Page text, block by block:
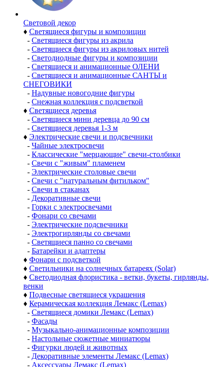
Световой декор
♦ Светящиеся фигуры и композиции
- Светящиеся фигуры из акрила
- Светящиеся фигуры из акриловых нитей
- Светодиодные фигуры и композиции
- Светящиеся и анимационные ОЛЕНИ
- Светящиеся и анимационные САНТЫ и
СНЕГОВИКИ
- Надувные новогодние фигуры
- Снежная коллекция с подсветкой
♦ Светящиеся деревья
- Светящиеся мини деревца до 90 см
- Светящиеся деревья 1-3 м
♦ Электрические свечи и подсвечники
- Чайные электросвечи
- Классические "мерцающие" свечи-столбики
- Свечи с "живым" пламенем
- Электрические столовые свечи
- Свечи с "натуральным фитильком"
- Свечи в стаканах
- Декоративные свечи
- Горки с электросвечами
- Фонари со свечами
- Электрические подсвечники
- Электрогирлянды со свечами
- Светящиеся панно со свечами
- Батарейки и адаптеры
♦ Фонари с подсветкой
♦ Светильники на солнечных батареях (Solar)
♦ Светодиодная флористика - ветки, букеты, гирлянды,
венки
♦ Подвесные светящиеся украшения
♦ Керамическая коллекция Лемакс (Lemax)
- Светящиеся домики Лемакс (Lemax)
- Фасады
- Музыкально-анимационные композиции
- Настольные сюжетные миниатюры
- Фигурки людей и животных
- Декоративные элементы Лемакс (Lemax)
- Аксессуары Лемакс (Lemax)